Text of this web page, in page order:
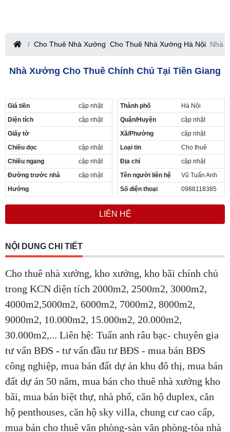
Cho Thuê Nhà Xưởng Cho Thuê Nhà Xưởng Hà Nội Nhà
Nhà Xưởng Cho Thuê Chính Chủ Tại Tiền Giang
Giá tiền
cập nhật
Diện tích
cập nhật
Giấy tờ
Chiều dọc
cập nhật
Chiều ngang
cập nhật
Đường trước nhà
cập nhật
Hướng
Thành phố
Hà Nội
Quận/Huyện
cập nhật
Xã/Phường
cập nhật
Loại tin
Cho thuê
Địa chỉ
cập nhật
Tên người liên hệ
Vũ Tuấn Anh
Số điện thoại
0988118385
LIÊN HỆ
NỘI DUNG CHI TIẾT
Cho thuê nhà xưởng, kho xưởng, kho bãi chính chủ
trong KCN diện tích 2000m2, 2500m2, 3000m2,
4000m2,5000m2, 6000m2, 7000m2, 8000m2,
9000m2, 10.000m2, 15.000m2, 20.000m2,
30.000m2,... Liên hệ: Tuấn anh râu bạc- chuyên gia
tư vấn BĐS - tư vấn đầu tư BĐS - mua bán BĐS
công nghiệp, mua bán đất dự án khu đô thị, mua bán
đất dự án 50 năm, mua bán cho thuê nhà xưởng kho
bãi, mua bán biệt thự, nhà phố, căn hộ duplex, căn
hộ penthouses, căn hộ sky villa, chung cư cao cấp,
mua bán cho thuê văn phòng-sàn văn phòng-tòa nhà